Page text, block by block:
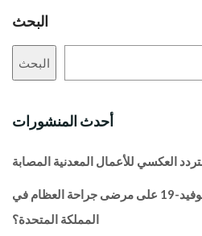
البحث
البحث
أحدث المنشورات
العكسي للأعمال المعدنية المصابة
ما هو التأثير الحقيقي لأزمة كوفيد-19 على مرضى جراحة العظام في
المملكة المتحدة؟